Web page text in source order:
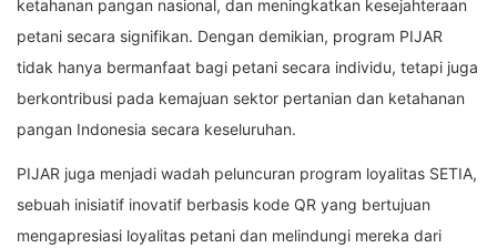
ketahanan pangan nasional, dan meningkatkan kesejahteraan
petani secara signifikan. Dengan demikian, program PIJAR
tidak hanya bermanfaat bagi petani secara individu, tetapi juga
berkontribusi pada kemajuan sektor pertanian dan ketahanan
pangan Indonesia secara keseluruhan.
PIJAR juga menjadi wadah peluncuran program loyalitas SETIA,
sebuah inisiatif inovatif berbasis kode QR yang bertujuan
mengapresiasi loyalitas petani dan melindungi mereka dari